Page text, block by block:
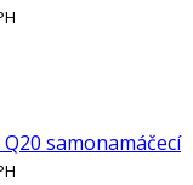
samonamáčecí